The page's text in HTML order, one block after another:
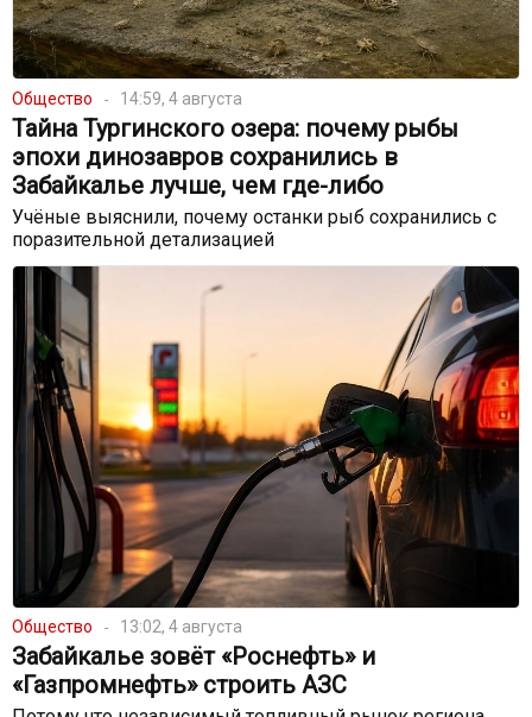
Общество 14:59, 4 августа
Тайна Тургинского озера: почему рыбы
эпохи динозавров сохранились в
Забайкалье лучше, чем где-либо
Учёные выяснили, почему останки рыб сохранились с
поразительной детализацией
Общество 13:02, 4 августа
Забайкалье зовёт «Роснефть» и
«Газпромнефть» строить АЗС